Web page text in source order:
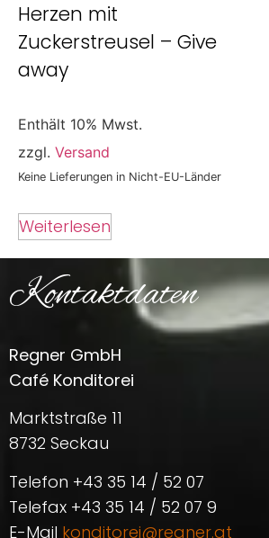
Herzen mit
Zuckerstreusel – Give
away
Enthält 10% Mwst.
zzgl. Versand
Keine Lieferungen in Nicht-EU-Länder
Weiterlesen
Kontaktdaten
Regner GmbH
Café Konditorei
Marktstraße 11
8732 Seckau
Telefon +43 35 14 / 52 07
Telefax +43 35 14 / 52 07 9
E-Mail konditorei@regner.at